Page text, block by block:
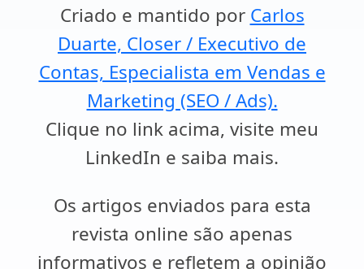
Criado e mantido por Carlos
Duarte, Closer / Executivo de
Contas, Especialista em Vendas e
Marketing (SEO / Ads).
Clique no link acima, visite meu
LinkedIn e saiba mais.
Os artigos enviados para esta
revista online são apenas
informativos e refletem a opinião